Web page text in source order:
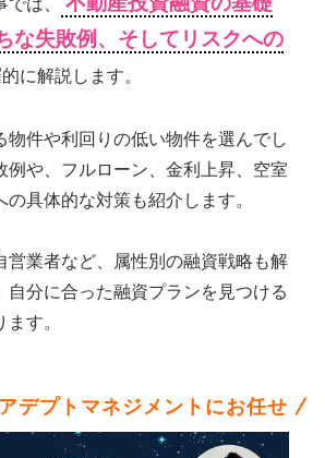
な失敗例、そしてリスクへの
に解説します。
物件や利回りの低い物件を選んでし
例や、フルローン、金利上昇、空室
具体的な対策も紹介します。
営業者など、属性別の融資戦略も解
自分に合った融資プランを見つける
す。
デプトマネジメントにお任せ